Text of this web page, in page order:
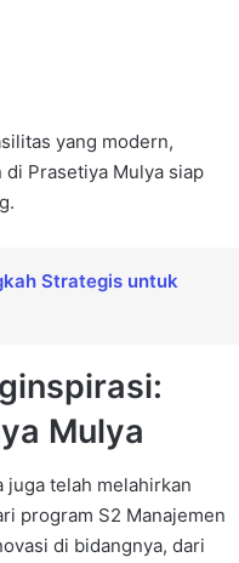
yang modern,
di Prasetiya Mulya siap
Strategis untuk
Mulya
juga telah melahirkan
program S2 Manajemen
di bidangnya, dari